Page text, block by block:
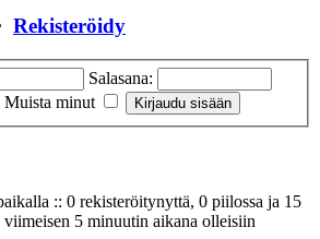
Rekisteröidy
Salasana:
Muista minut
:: 0 rekisteröitynyttä, 0 piilossa ja 15
viimeisen 5 minuutin aikana olleisiin